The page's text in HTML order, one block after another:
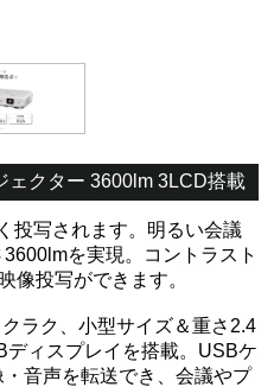
ェクター 3600lm 3LCD搭載
投写されます。明るい会議
を実現。コントラスト
像投写ができます。
ラク、小型サイズ＆重さ2.4
ィスプレイを搭載。USBケ
音声を転送でき、会議やプ